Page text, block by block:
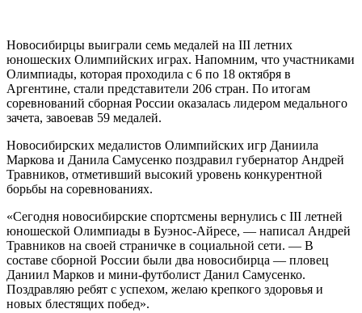
Новосибирцы выиграли семь медалей на III летних
юношеских Олимпийских играх. Напомним, что участниками
Олимпиады, которая проходила с 6 по 18 октября в
Аргентине, стали представители 206 стран. По итогам
соревнований сборная России оказалась лидером медального
зачета, завоевав 59 медалей.
Новосибирских медалистов Олимпийских игр Даниила
Маркова и Данила Самусенко поздравил губернатор Андрей
Травников, отметивший высокий уровень конкурентной
борьбы на соревнованиях.
«Сегодня новосибирские спортсмены вернулись с III летней
юношеской Олимпиады в Буэнос-Айресе, — написал Андрей
Травников на своей страничке в социальной сети. — В
составе сборной России были два новосибирца — пловец
Даниил Марков и мини-футболист Данил Самусенко.
Поздравляю ребят с успехом, желаю крепкого здоровья и
новых блестящих побед».